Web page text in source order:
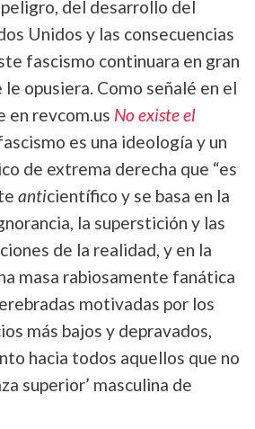
del desarrollo del
Unidos y las consecuencias
fascismo continuara en gran
le opusiera. Como señalé en el
en revcom.us No existe el
es una ideología y un
de extrema derecha que “es
anticientífico y se basa en la
la superstición y las
de la realidad, y en la
masa rabiosamente fanática
motivadas por los
más bajos y depravados,
hacia todos aquellos que no
superior’ masculina de